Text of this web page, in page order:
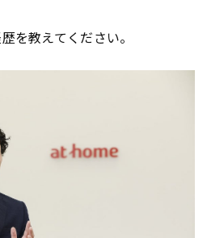
を教えてください。